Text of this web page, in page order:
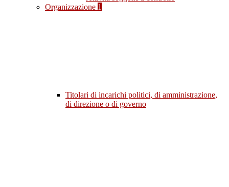
Organizzazione 1
Titolari di incarichi politici, di amministrazione,
di direzione o di governo